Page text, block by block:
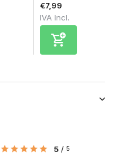
€7,99
IVA Incl.
5 / 5